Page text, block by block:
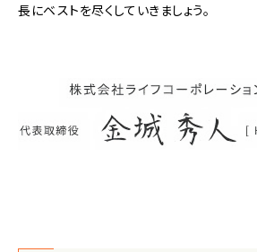
長にベストを尽くしていきましょう。